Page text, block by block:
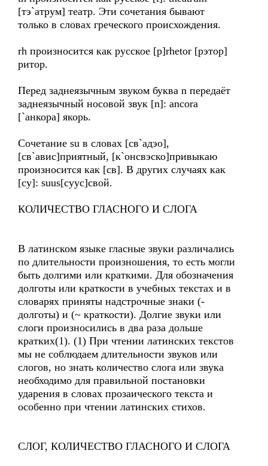
[тэ`атрум] театр. Эти сочетания бывают
только в словах греческого происхождения.
rh произносится как русское [р]rhetor [рэтор]
ритор.
Перед заднеязычным звуком буква n передаёт
заднеязычный носовой звук [n]: ancora
[`анкора] якорь.
Сочетание su в словах [св`адэо],
[св`авис]приятный, [к`онсвэско]привыкаю
произносится как [св]. В других случаях как
[су]: suus[суус]свой.
КОЛИЧЕСТВО ГЛАСНОГО И СЛОГА
В латинском языке гласные звуки различались
по длительности произношения, то есть могли
быть долгими или краткими. Для обозначения
долготы или краткости в учебных текстах и в
словарях приняты надстрочные знаки (-
долготы) и (~ краткости). Долгие звуки или
слоги произносились в два раза дольше
кратких(1). (1) При чтении латинских текстов
мы не соблюдаем длительности звуков или
слогов, но знать количество слога или звука
необходимо для правильной постановки
ударения в словах прозаического текста и
особенно при чтении латинских стихов.
СЛОГ, КОЛИЧЕСТВО ГЛАСНОГО И СЛОГА